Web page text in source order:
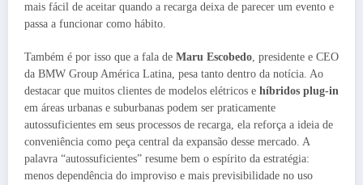
mais fácil de aceitar quando a recarga deixa de parecer um evento e
passa a funcionar como hábito.
Também é por isso que a fala de Maru Escobedo , presidente e CEO
da BMW Group América Latina, pesa tanto dentro da notícia. Ao
destacar que muitos clientes de modelos elétricos e híbridos plug-in
em áreas urbanas e suburbanas podem ser praticamente
autossuficientes em seus processos de recarga, ela reforça a ideia de
conveniência como peça central da expansão desse mercado. A
palavra “autossuficientes” resume bem o espírito da estratégia:
menos dependência do improviso e mais previsibilidade no uso